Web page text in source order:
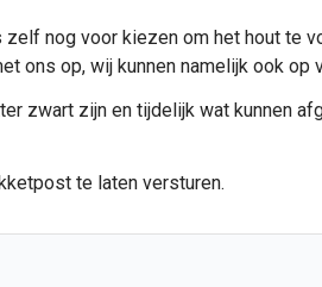
nog voor kiezen om het hout te
ons op, wij kunnen namelijk ook op
zwart zijn en tijdelijk wat kunnen
te laten versturen.